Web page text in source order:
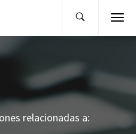
relacionadas a: